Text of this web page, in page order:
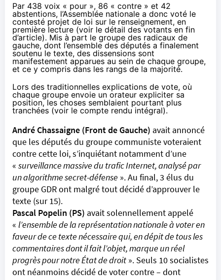
Par 438 voix « pour », 86 « contre » et 42
abstentions, l’Assemblée nationale a donc voté le
contesté projet de loi sur le renseignement, en
première lecture (voir le détail des votants en fin
d’article). Mis à part le groupe des radicaux de
gauche, dont l’ensemble des députés a finalement
soutenu le texte, des dissensions sont
manifestement apparues au sein de chaque groupe,
et ce y compris dans les rangs de la majorité.
Lors des traditionnelles explications de vote, où
chaque groupe envoie un orateur expliciter sa
position, les choses semblaient pourtant plus
tranchées (voir le compte rendu intégral).
André Chassaigne (Front de Gauche) avait annoncé
que les députés du groupe communiste voteraient
contre cette loi, s’inquiétant notamment d’une
« surveillance massive du trafic Internet, analysé par
un algorithme secret-défense ». Au final, 3 élus du
groupe GDR ont malgré tout décidé d’approuver le
texte (sur 15).
Pascal Popelin (PS) avait solennellement appelé
« l’ensemble de la représentation nationale à voter en
faveur de ce texte nécessaire qui, en dépit de tous les
commentaires dont il fait l’objet, marque un réel
progrès pour notre État de droit ». Seuls 10 socialistes
ont néanmoins décidé de voter contre – dont